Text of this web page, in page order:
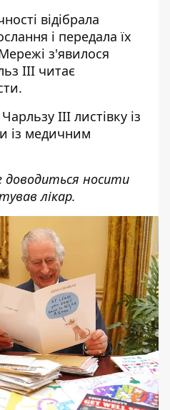
відібрала
і передала їх
з'явилося
III читає
Чарльзу III листівку із
із медичним
доводиться носити
лікар.